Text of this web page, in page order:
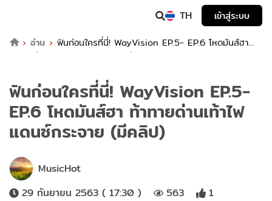
TH
เข้าสู่ระบบ
อ่าน
ฟินก่อนใครที่นี่! WayVision EP.5- EP.6 โหดมันส์ฮา
ท้าทายด่านเท้าไฟ แดนซ์กระจาย (มีคลิป)
ฟินก่อนใครที่นี่! WayVision EP.5-
EP.6 โหดมันส์ฮา ท้าทายด่านเท้าไฟ
แดนซ์กระจาย (มีคลิป)
MusicHot
29 กันยายน 2563 ( 17:30 )
563 1